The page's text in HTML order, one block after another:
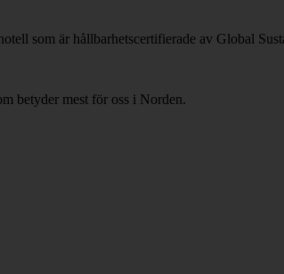
som är hållbarhetscertifierade av Global
betyder mest för oss i Norden.